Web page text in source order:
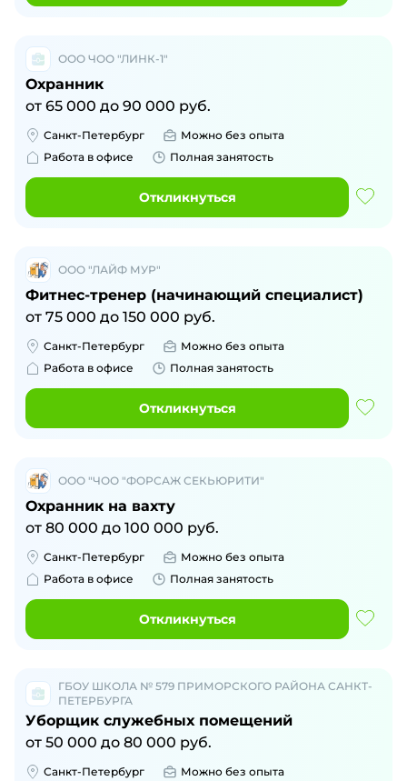
ООО ЧОО "ЛИНК-1"
Охранник
от 65 000 до 90 000 руб.
Санкт-Петербург
Можно без опыта
Работа в офисе
Полная занятость
Откликнуться
ООО "ЛАЙФ МУР"
Фитнес-тренер (начинающий специалист)
от 75 000 до 150 000 руб.
Санкт-Петербург
Можно без опыта
Работа в офисе
Полная занятость
Откликнуться
ООО "ЧОО "ФОРСАЖ СЕКЬЮРИТИ"
Охранник на вахту
от 80 000 до 100 000 руб.
Санкт-Петербург
Можно без опыта
Работа в офисе
Полная занятость
Откликнуться
ГБОУ ШКОЛА № 579 ПРИМОРСКОГО РАЙОНА САНКТ-
ПЕТЕРБУРГА
Уборщик служебных помещений
от 50 000 до 80 000 руб.
Санкт-Петербург
Можно без опыта